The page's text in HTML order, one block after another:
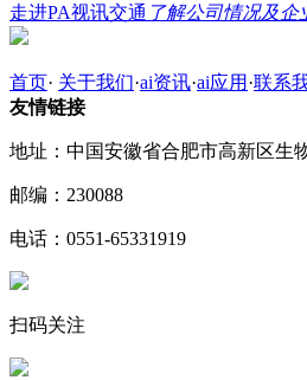
走进PA视讯交通 了解公司情况及企
首页· 关于我们·ai资讯·ai应用 ·联系
友情链接
地址：中国安徽省合肥市高新区生
邮编：230088
电话：0551-65331919
扫码关注